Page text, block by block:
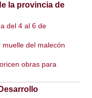
la provincia de
del 4 al 6 de
del malecón
obras para